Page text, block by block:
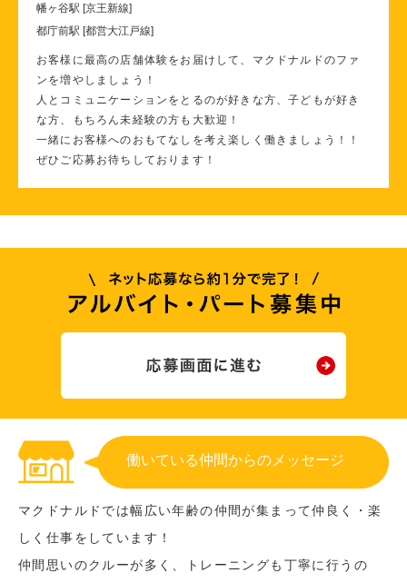
幡ヶ谷駅 [京王新線]
都庁前駅 [都営大江戸線]
お客様に最高の店舗体験をお届けして、マクドナルドのファ
ンを増やしましょう！
人とコミュニケーションをとるのが好きな方、子どもが好き
な方、もちろん未経験の方も大歓迎！
一緒にお客様へのおもてなしを考え楽しく働きましょう！！
ぜひご応募お待ちしております！
働いている仲間からのメッセージ
マクドナルドでは幅広い年齢の仲間が集まって仲良く・楽
しく仕事をしています！
仲間思いのクルーが多く、トレーニングも丁寧に行うの